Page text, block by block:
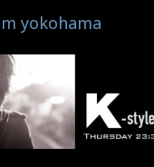
yokohama